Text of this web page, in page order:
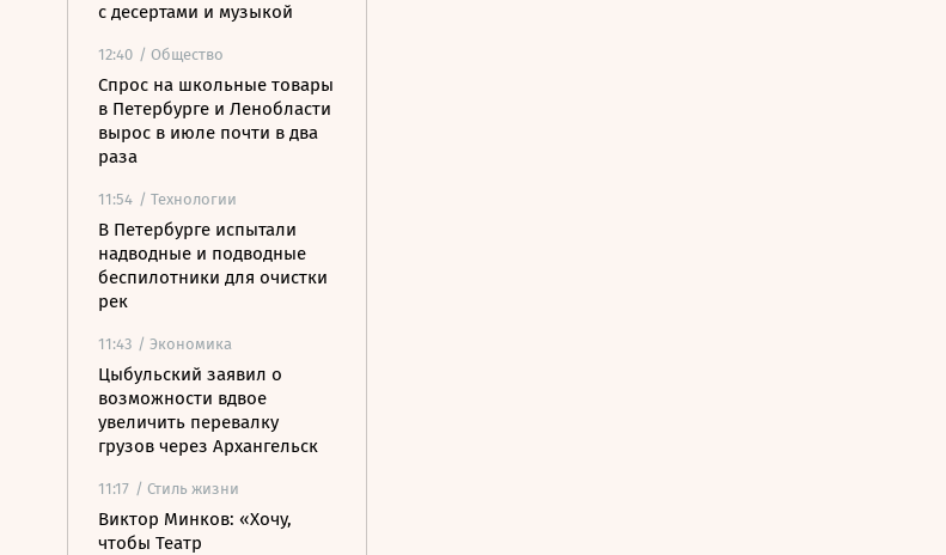
с десертами и музыкой
12:40 / Общество
Спрос на школьные товары
в Петербурге и Ленобласти
вырос в июле почти в два
раза
11:54 / Технологии
В Петербурге испытали
надводные и подводные
беспилотники для очистки
рек
11:43 / Экономика
Цыбульский заявил о
возможности вдвое
увеличить перевалку
грузов через Архангельск
11:17 / Стиль жизни
Виктор Минков: «Хочу,
чтобы Театр